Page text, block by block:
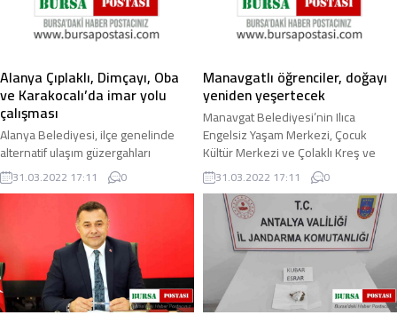
Alanya Çıplaklı, Dimçayı, Oba
ve Karakocalı’da imar yolu
çalışması
Alanya Belediyesi, ilçe genelinde
alternatif ulaşım güzergahları
hizmete sokmak için yol çalışmalarını
sürdürüyor. Çıplaklı, Oba Karakocalı
31.03.2022 17:11 0
Manavgatlı öğrenciler, doğayı
yeniden yeşertecek
Manavgat Belediyesi’nin Ilıca
Engelsiz Yaşam Merkezi, Çocuk
Kültür Merkezi ve Çolaklı Kreş ve
Gündüz Bakımevi’nde eğitim gören
öğrenciler ...
31.03.2022 17:11 0